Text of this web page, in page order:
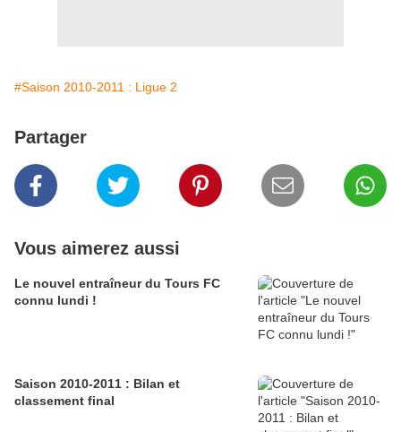
#Saison 2010-2011 : Ligue 2
Partager
Vous aimerez aussi
Le nouvel entraîneur du Tours FC
connu lundi !
Saison 2010-2011 : Bilan et
classement final